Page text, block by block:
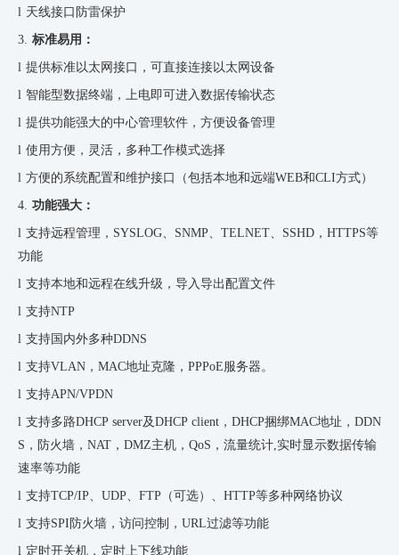
l 天线接口防雷保护
3. 标准易用：
l 提供标准以太网接口，可直接连接以太网设备
l 智能型数据终端，上电即可进入数据传输状态
l 提供功能强大的中心管理软件，方便设备管理
l 使用方便，灵活，多种工作模式选择
l 方便的系统配置和维护接口（包括本地和远端WEB和CLI方式）
4. 功能强大：
l 支持远程管理 ，SYSLOG、SNMP、TELNET、SSHD，HTTPS等
功能
l 支持本地和远程在线升级，导入导出配置文件
l 支持NTP
l 支持国内外多种DDNS
l 支持VLAN，MAC地址克隆，PPPoE服务器。
l 支持APN/VPDN
l 支持多路DHCP server及DHCP client，DHCP捆绑MAC地址，DDN
S，防火墙，NAT，DMZ主机，QoS，流量统计,实时显示数据传输
速率等功能
l 支持TCP/IP、UDP、FTP（可选）、HTTP等多种网络协议
l 支持SPI防火墙，访问控制，URL过滤等功能
l 定时开关机，定时上下线功能